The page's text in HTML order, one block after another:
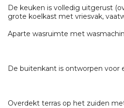
De keuken is volledig uitgerust
grote koelkast met vriesvak,
Aparte wasruimte met
De buitenkant is ontworpen voor
Overdekt terras op het zuiden